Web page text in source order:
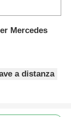
Mercedes
a distanza